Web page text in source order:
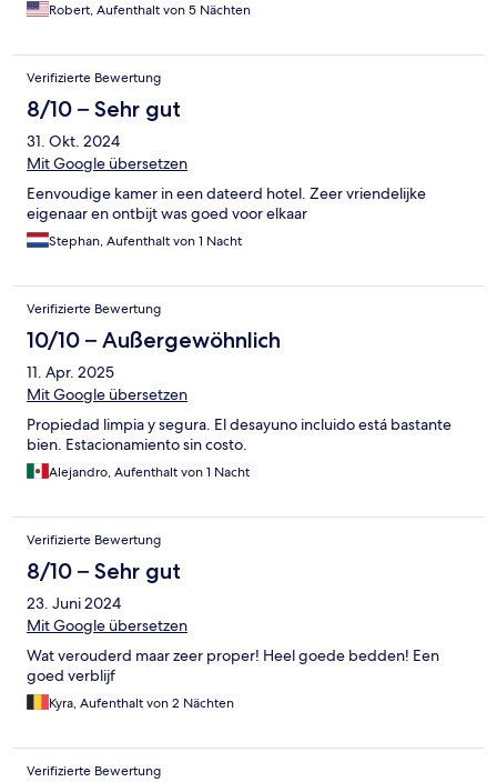
Robert, Aufenthalt von 5 Nächten
Verifizierte Bewertung
8/10 – Sehr gut
31. Okt. 2024
Mit Google übersetzen
Eenvoudige kamer in een dateerd hotel. Zeer vriendelijke
eigenaar en ontbijt was goed voor elkaar
Stephan, Aufenthalt von 1 Nacht
Verifizierte Bewertung
10/10 – Außergewöhnlich
11. Apr. 2025
Mit Google übersetzen
Propiedad limpia y segura. El desayuno incluido está bastante
bien. Estacionamiento sin costo.
Alejandro, Aufenthalt von 1 Nacht
Verifizierte Bewertung
8/10 – Sehr gut
23. Juni 2024
Mit Google übersetzen
Wat verouderd maar zeer proper! Heel goede bedden! Een
goed verblijf
Kyra, Aufenthalt von 2 Nächten
Verifizierte Bewertung